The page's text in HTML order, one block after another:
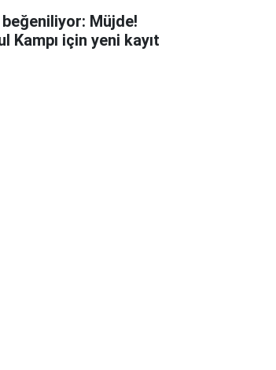
Müjde!
Kampı için yeni kayıt